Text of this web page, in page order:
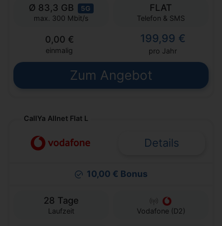
Ø 83,3 GB 5G
max. 300 Mbit/s
FLAT
Telefon & SMS
0,00 €
einmalig
199,99 €
pro Jahr
Zum Angebot
CallYa Allnet Flat L
Details
10,00 € Bonus
28 Tage
Laufzeit Vodafone (D2)